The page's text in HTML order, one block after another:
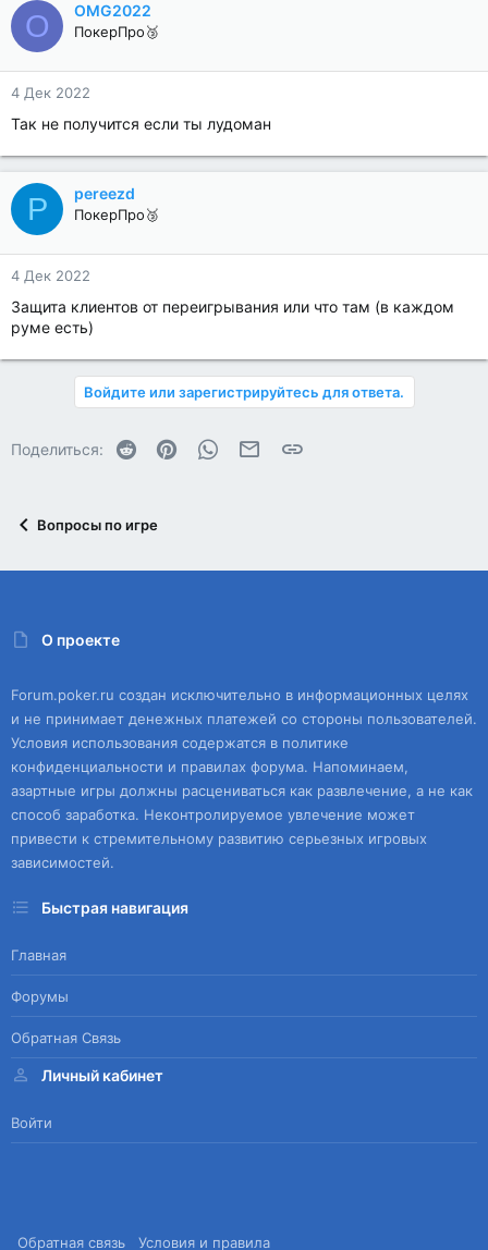
O OMG2022
ПокерПро🥉
4 Дек 2022
Так не получится если ты лудоман
P pereezd
ПокерПро🥉
4 Дек 2022
Защита клиентов от переигрывания или что там (в каждом
руме есть)
Войдите или зарегистрируйтесь для ответа.
Поделиться: Reddit PinterestWhatsAppЭлектронная почта
Ссылка
Вопросы по игре
О проекте
Forum.poker.ru создан исключительно в информационных целях
и не принимает денежных платежей со стороны пользователей.
Условия использования содержатся в политике
конфиденциальности и правилах форума. Напоминаем,
азартные игры должны расцениваться как развлечение, а не как
способ заработка. Неконтролируемое увлечение может
привести к стремительному развитию серьезных игровых
зависимостей.
Быстрая навигация
Главная
Форумы
Обратная Связь
Личный кабинет
Войти
Обратная связь Условия и правила